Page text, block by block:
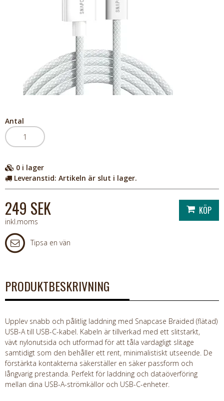
Antal
0 i lager
Leveranstid: Artikeln är slut i lager.
249 SEK
inkl.moms
Tipsa en vän
PRODUKTBESKRIVNING
Upplev snabb och pålitlig laddning med Snapcase Braided (flätad)
USB-A till USB-C-kabel. Kabeln är tillverkad med ett slitstarkt,
vävt nylonutsida och utformad för att tåla vardagligt slitage
samtidigt som den behåller ett rent, minimalistiskt utseende. De
förstärkta kontakterna säkerställer en säker passform och
långvarig prestanda. Perfekt för laddning och dataöverföring
mellan dina USB-A-strömkällor och USB-C-enheter.